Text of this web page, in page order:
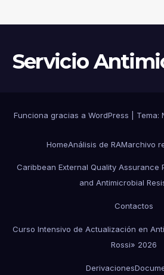
ARGENTINA
Servicio
Funciona gracias a WordPress Tema:
HomeAnálisis de RAMarchivo
Caribbean External Quality Assurance
and Antimicrobial
Contactos
Curso Intensivo de Actualización en
Rossi» 2026
Derivaciones